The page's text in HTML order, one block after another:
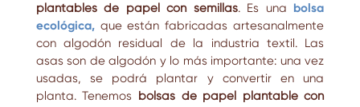
plantables de papel con semillas. Es una bolsa
ecológica,que están fabricadas artesanalmente
con algodón residual de la industria textil. Las
asas son de algodón y lo más importante: una vez
usadas, se podrá plantar y convertir en una
planta. Tenemos bolsas de papel plantable con